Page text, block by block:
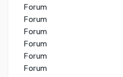
Forum
Forum
Forum
Forum
Forum
Forum